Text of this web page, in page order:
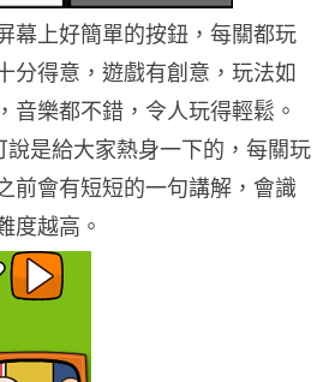
幕上好簡單的按鈕，每關都玩
分得意，遊戲有創意，玩法如
音樂都不錯，令人玩得輕鬆。
說是給大家熱身一下的，每關玩
前會有短短的一句講解，會識
度越高。